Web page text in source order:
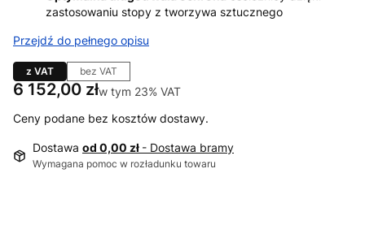
zastosowaniu stopy z tworzywa sztucznego
Przejdź do pełnego opisu
z VAT bez VAT
Cena
6 152,00 złw tym 23% VAT
w tym 23% VAT
Ceny podane bez kosztów dostawy.
Dostawa od 0,00 zł - Dostawa bramy
Wymagana pomoc w rozładunku towaru